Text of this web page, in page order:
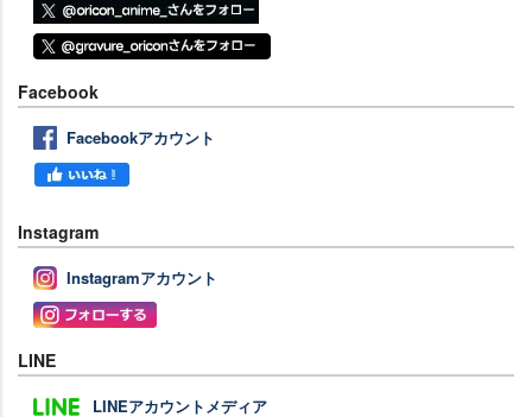
Facebook
Facebookアカウント
Instagram
Instagramアカウント
LINE
LINEアカウントメディア